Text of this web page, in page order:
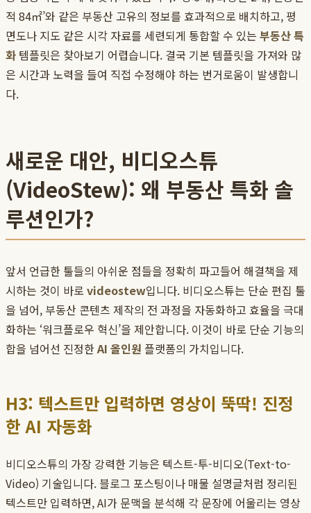
적 84㎡’와 같은 부동산 고유의 정보를 효과적으로 배치하고, 평
면도나 지도 같은 시각 자료를 세련되게 통합할 수 있는 부동산 특
화 템플릿은 찾아보기 어렵습니다. 결국 기본 템플릿을 가져와 많
은 시간과 노력을 들여 직접 수정해야 하는 번거로움이 발생합니
다.
새로운 대안, 비디오스튜
(VideoStew): 왜 부동산 특화 솔
루션인가?
앞서 언급한 툴들의 아쉬운 점들을 정확히 파고들어 해결책을 제
시하는 것이 바로 videostew입니다. 비디오스튜는 단순 편집 툴
을 넘어, 부동산 콘텐츠 제작의 전 과정을 자동화하고 효율을 극대
화하는 ‘워크플로우 혁신’을 제안합니다. 이것이 바로 단순 기능의
합을 넘어선 진정한AI 올인원 플랫폼의 가치입니다.
H3: 텍스트만 입력하면 영상이 뚝딱! 진정
한 AI 자동화
비디오스튜의 가장 강력한 기능은 텍스트-투-비디오(Text-to-
Video) 기술입니다. 블로그 포스팅이나 매물 설명글처럼 정리된
텍스트만 입력하면, AI가 문맥을 분석해 각 문장에 어울리는 영상